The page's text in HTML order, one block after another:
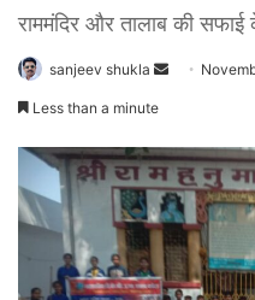
राममंदिर और तालाब की
sanjeev shukla
Send
Less than a minute